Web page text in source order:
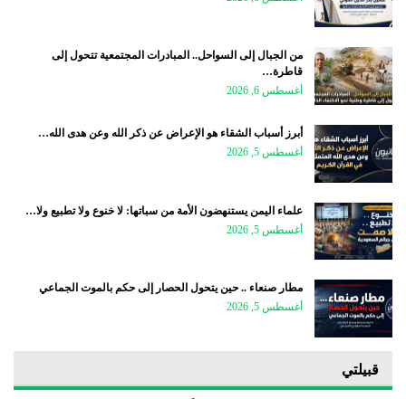
من الجبال إلى السواحل.. المبادرات المجتمعية تتحول إلى
قاطرة…
أغسطس 6, 2026
أبرز أسباب الشقاء هو الإعراض عن ذكر الله وعن هدى الله…
أغسطس 5, 2026
علماء اليمن يستنهضون الأمة من سباتها: لا خنوع ولا تطبيع ولا…
أغسطس 5, 2026
مطار صنعاء .. حين يتحول الحصار إلى حكم بالموت الجماعي
أغسطس 5, 2026
قبيلتي